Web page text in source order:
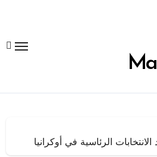
الرئاسية في أوكرانيا